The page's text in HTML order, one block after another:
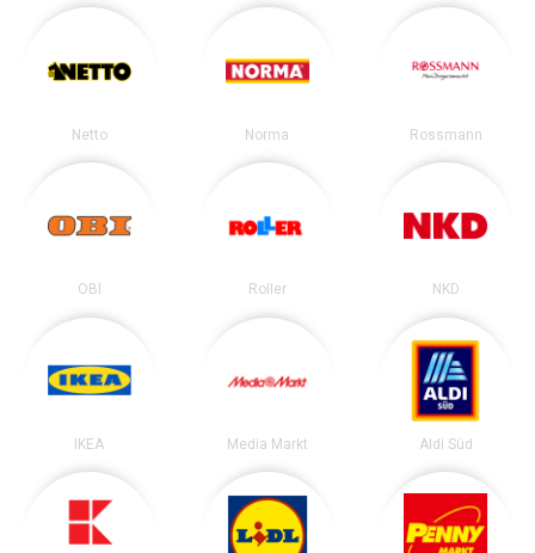
Netto Norma Rossmann
OBI Roller NKD
IKEA Media Markt Aldi Süd